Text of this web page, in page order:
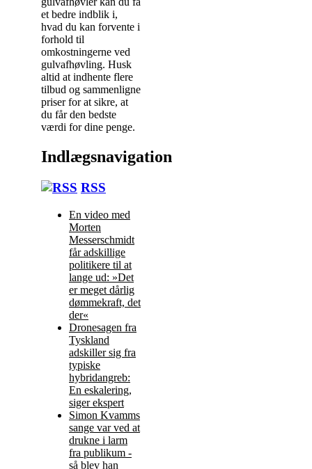
et bedre indblik i,
hvad du kan forvente i
forhold til
omkostningerne ved
gulvafhøvling. Husk
altid at indhente flere
tilbud og sammenligne
priser for at sikre, at
du får den bedste
værdi for dine penge.
Indlægsnavigation
RSS
En video med
Morten
Messerschmidt
får adskillige
politikere til at
lange ud: »Det
er meget dårlig
dømmekraft, det
der«
Dronesagen fra
Tyskland
adskiller sig fra
typiske
hybridangreb:
En eskalering,
siger ekspert
Simon Kvamms
sange var ved at
drukne i larm
fra publikum -
så blev han